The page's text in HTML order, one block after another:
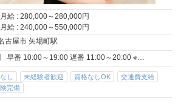
給 : 280,000～280,000円
給 : 240,000～550,000円
古屋市 矢場町駅
】 早番 10:00～19:00 遅番 11:00～20:00 ※…
し 未経験者歓迎 資格なしOK
交通費支給
完備